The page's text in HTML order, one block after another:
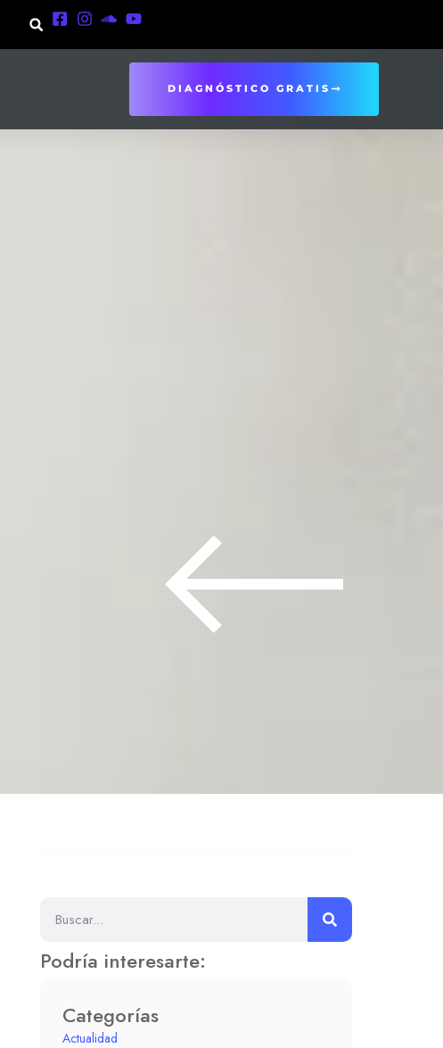
DIAGNÓSTICO GRATIS
Podría interesarte:
Categorías
Actualidad